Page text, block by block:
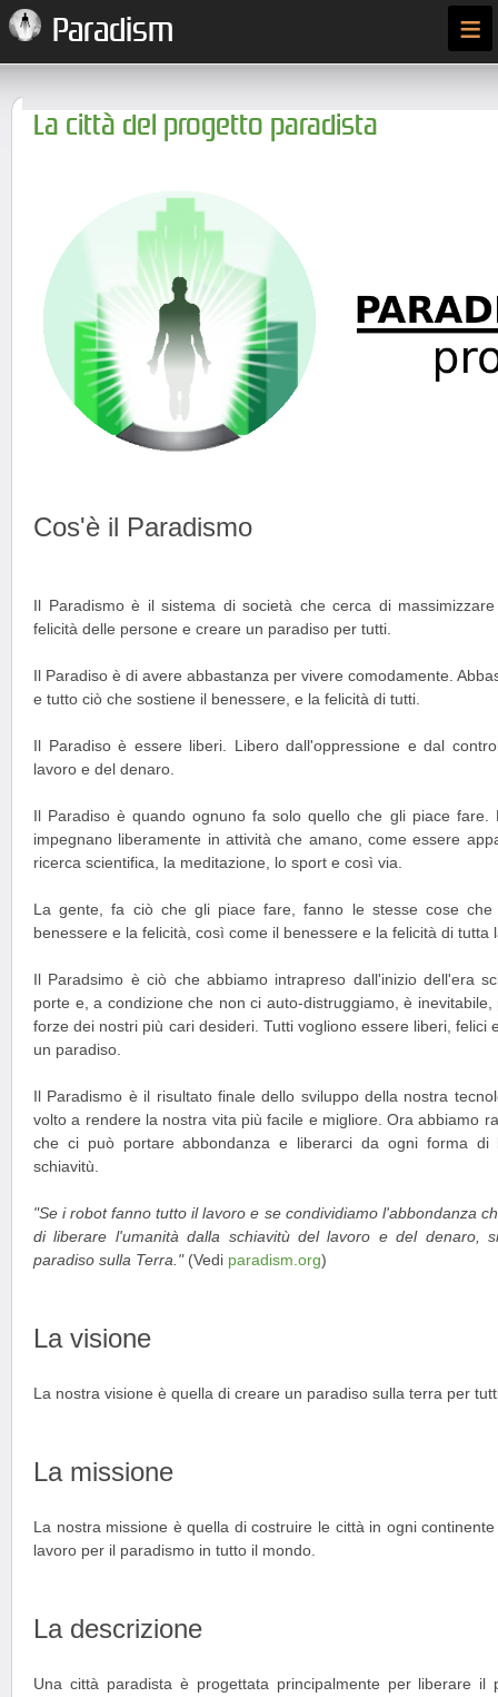
Paradism ≡
La città del progetto paradista
Cos'è il Paradismo
Il Paradismo è il sistema di società che cerca di
felicità delle persone e creare un paradiso per tutti.
Il Paradiso è di avere abbastanza per vivere comodamente.
e tutto ciò che sostiene il benessere, e la felicità di tutti.
Il Paradiso è essere liberi. Libero dall'oppressione e dal
lavoro e del denaro.
Il Paradiso è quando ognuno fa solo quello che gli piace
impegnano liberamente in attività che amano, come essere
ricerca scientifica, la meditazione, lo sport e così via.
La gente, fa ciò che gli piace fare, fanno le stesse cose
benessere e la felicità, così come il benessere e la felicità di tutta
Il Paradsimo è ciò che abbiamo intrapreso dall'inizio dell'era
porte e, a condizione che non ci auto-distruggiamo, è
forze dei nostri più cari desideri. Tutti vogliono essere liberi, felici
un paradiso.
Il Paradismo è il risultato finale dello sviluppo della nostra
volto a rendere la nostra vita più facile e migliore. Ora abbiamo
che ci può portare abbondanza e liberarci da ogni forma di
schiavitù.
"Se i robot fanno tutto il lavoro e se condividiamo l'abbondanza
di liberare l'umanità dalla schiavitù del lavoro e del denaro,
paradiso sulla Terra." (Vedi paradism.org)
La visione
La nostra visione è quella di creare un paradiso sulla terra per
La missione
La nostra missione è quella di costruire le città in ogni
lavoro per il paradismo in tutto il mondo.
La descrizione
Una città paradista è progettata principalmente per liberare il